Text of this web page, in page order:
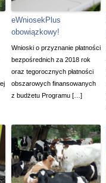
eWniosekPlus
obowiązkowy!
Wnioski o przyznanie płatności
bezpośrednich za 2018 rok
oraz tegorocznych płatności
obszarowych finansowanych
z budżetu Programu […]